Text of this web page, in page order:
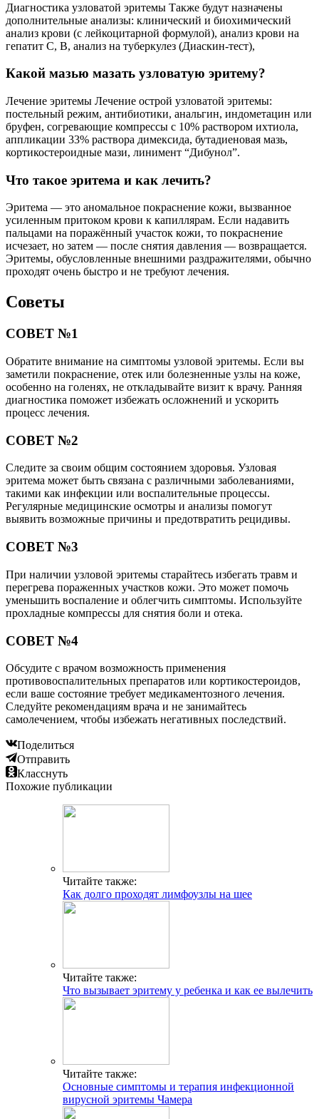
Диагностика узловатой эритемы Также будут назначены
дополнительные анализы: клинический и биохимический
анализ крови (с лейкоцитарной формулой), анализ крови на
гепатит С, В, анализ на туберкулез (Диаскин-тест),
Какой мазью мазать узловатую эритему?
Лечение эритемы Лечение острой узловатой эритемы:
постельный режим, антибиотики, анальгин, индометацин или
бруфен, согревающие компрессы с 10% раствором ихтиола,
аппликации 33% раствора димексида, бутадиеновая мазь,
кортикостероидные мази, линимент “Дибунол”.
Что такое эритема и как лечить?
Эритема — это аномальное покраснение кожи, вызванное
усиленным притоком крови к капиллярам. Если надавить
пальцами на поражённый участок кожи, то покраснение
исчезает, но затем — после снятия давления — возвращается.
Эритемы, обусловленные внешними раздражителями, обычно
проходят очень быстро и не требуют лечения.
Советы
СОВЕТ №1
Обратите внимание на симптомы узловой эритемы. Если вы
заметили покраснение, отек или болезненные узлы на коже,
особенно на голенях, не откладывайте визит к врачу. Ранняя
диагностика поможет избежать осложнений и ускорить
процесс лечения.
СОВЕТ №2
Следите за своим общим состоянием здоровья. Узловая
эритема может быть связана с различными заболеваниями,
такими как инфекции или воспалительные процессы.
Регулярные медицинские осмотры и анализы помогут
выявить возможные причины и предотвратить рецидивы.
СОВЕТ №3
При наличии узловой эритемы старайтесь избегать травм и
перегрева пораженных участков кожи. Это может помочь
уменьшить воспаление и облегчить симптомы. Используйте
прохладные компрессы для снятия боли и отека.
СОВЕТ №4
Обсудите с врачом возможность применения
противовоспалительных препаратов или кортикостероидов,
если ваше состояние требует медикаментозного лечения.
Следуйте рекомендациям врача и не занимайтесь
самолечением, чтобы избежать негативных последствий.
Поделиться
Отправить
Класснуть
Похожие публикации
Читайте также:
Как долго проходят лимфоузлы на шее
Читайте также:
Что вызывает эритему у ребенка и как ее вылечить
Читайте также:
Основные симптомы и терапия инфекционной
вирусной эритемы Чамера